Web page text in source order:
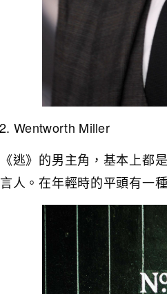
Wentworth Miller
《逃》的男主角，基本上都
言人。在年輕時的平頭有一